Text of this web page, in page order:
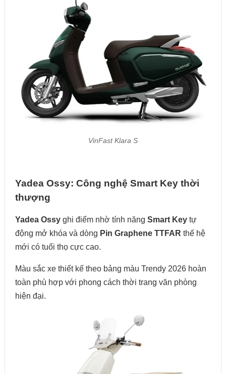
VinFast Klara S
Yadea Ossy: Công nghệ Smart Key thời
thượng
Yadea Ossyghi điểm nhờ tính năng Smart Keytự
động mở khóa và dòng Pin Graphene TTFAR thế hệ
mới có tuổi thọ cực cao.
Màu sắc xe thiết kế theo bảng màu Trendy 2026 hoàn
toàn phù hợp với phong cách thời trang văn phòng
hiện đại.